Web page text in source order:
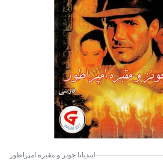
ایندیانا جونز و مقبره امپراطور